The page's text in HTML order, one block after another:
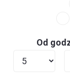
Od